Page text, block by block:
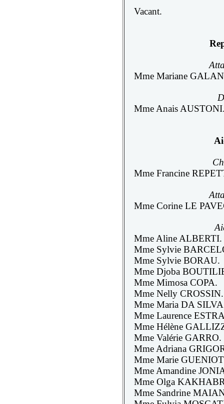
Vacant.
Mme Mariane
Mme Anais
Mme Francine
Mme Corine LE
Mme Aline ALBERTI.
Mme Sylvie
Mme Sylvie BORAU.
Mme Djoba
Mme Mimosa COPA.
Mme Nelly CROSSIN.
Mme Maria DA
Mme Laurence
Mme Hélène
Mme Valérie GARRO.
Mme Adriana
Mme Marie
Mme Amandine
Mme Olga
Mme Sandrine